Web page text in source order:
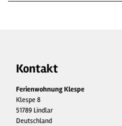
Kontakt
Ferienwohnung Klespe
Klespe 8
51789 Lindlar
Deutschland